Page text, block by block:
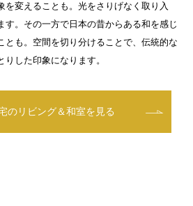
を変えることも。光をさりげなく取り入
す。その一方で日本の昔からある和を感じ
とも。空間を切り分けることで、伝統的な
した印象になります。
のリビング＆和室を見る